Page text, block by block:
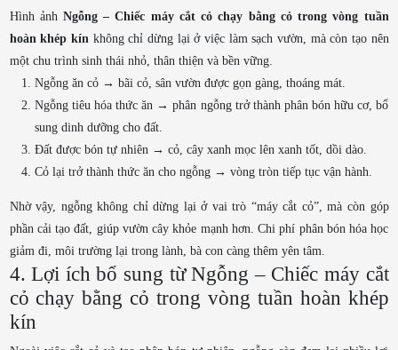
Hình ảnh Ngỗng – Chiếc máy cắt cỏ chạy bằng cỏ trong vòng tuần
hoàn khép kínkhông chỉ dừng lại ở việc làm sạch vườn, mà còn tạo nên
một chu trình sinh thái nhỏ, thân thiện và bền vững.
Ngỗng ăn cỏ → bãi cỏ, sân vườn được gọn gàng, thoáng mát.
Ngỗng tiêu hóa thức ăn → phân ngỗng trở thành phân bón hữu cơ, bổ
sung dinh dưỡng cho đất.
Đất được bón tự nhiên → cỏ, cây xanh mọc lên xanh tốt, dồi dào.
Cỏ lại trở thành thức ăn cho ngỗng → vòng tròn tiếp tục vận hành.
Nhờ vậy, ngỗng không chỉ dừng lại ở vai trò “máy cắt cỏ”, mà còn góp
phần cải tạo đất, giúp vườn cây khỏe mạnh hơn. Chi phí phân bón hóa học
giảm đi, môi trường lại trong lành, bà con càng thêm yên tâm.
4. Lợi ích bổ sung từ Ngỗng – Chiếc máy cắt
cỏ chạy bằng cỏ trong vòng tuần hoàn khép
kín